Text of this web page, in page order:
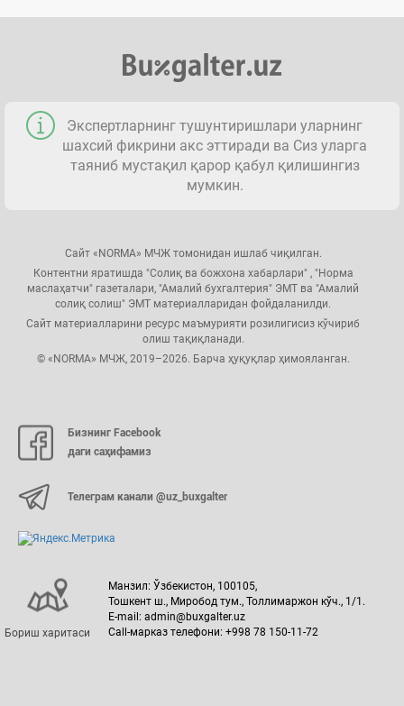
Экспертларнинг тушунтиришлари уларнинг
шахсий фикрини акс эттиради ва Сиз уларга
таяниб мустақил қарор қабул қилишингиз
мумкин.
Сайт «NORMA» МЧЖ томонидан ишлаб чиқилган.
Контентни яратишда "Солиқ ва божхона хабарлари" , "Норма
маслаҳатчи" газеталари, "Амалий бухгалтерия" ЭМТ ва "Амалий
солиқ солиш" ЭМТ материалларидан фойдаланилди.
Сайт материалларини ресурс маъмурияти розилигисиз кўчириб
олиш тақиқланади.
© «NORMA» МЧЖ, 2019–2026. Барча ҳуқуқлар ҳимояланган.
Бизнинг Facebook
даги саҳифамиз
Телеграм канали @uz_buxgalter
Бориш харитаси
Манзил: Ўзбекистон, 100105,
Тошкент ш., Миробод тум., Толлимаржон кўч., 1/1.
E-mail: admin@buxgalter.uz
Call-марказ телефони: +998 78 150-11-72